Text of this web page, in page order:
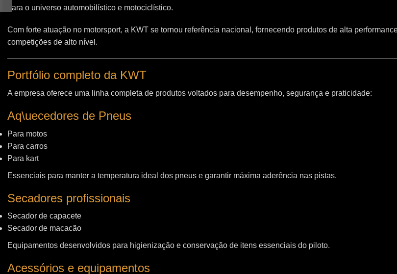
para o universo automobilístico e motociclístico.
Com forte atuação no motorsport, a KWT se tornou referência nacional, fornecendo produtos de alta
competições de alto nível.
Portfólio completo da KWT
A empresa oferece uma linha completa de produtos voltados para desempenho, segurança e praticidade:
Aq\uecedores de Pneus
Para motos
Para carros
Para kart
Essenciais para manter a temperatura ideal dos pneus e garantir máxima aderência nas pistas.
Secadores profissionais
Secador de capacete
Secador de macacão
Equipamentos desenvolvidos para higienização e conservação de itens essenciais do piloto.
Acessórios e equipamentos